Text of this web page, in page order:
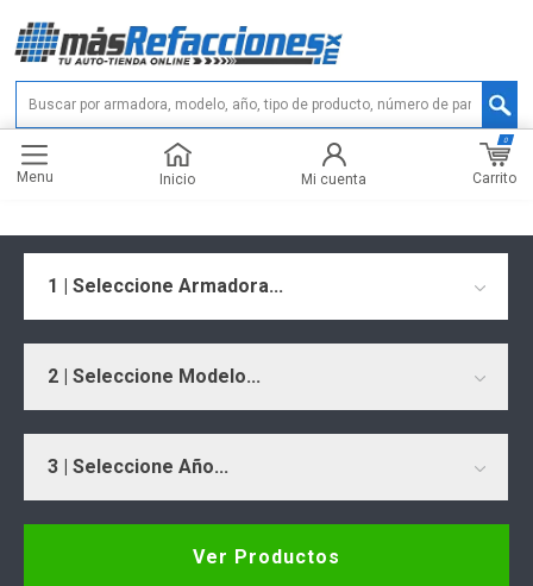
Menu Inicio Mi cuenta Carrito
0
1 | Seleccione Armadora...
2 | Seleccione Modelo...
3 | Seleccione Año...
Ver Productos